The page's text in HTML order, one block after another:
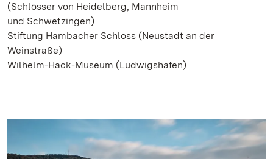
(Schlösser von Heidelberg, Mannheim
und Schwetzingen)
Stiftung Hambacher Schloss (Neustadt an der
Weinstraße)
Wilhelm-Hack-Museum (Ludwigshafen)